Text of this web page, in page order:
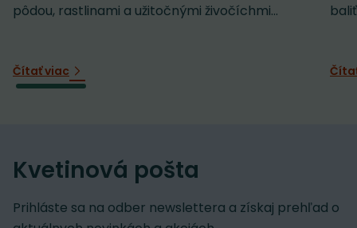
pôdou, rastlinami a užitočnými živočíchmi...
Čítať viac
Kvetinová pošta
Prihláste sa na odber newslettera a získaj prehľad o